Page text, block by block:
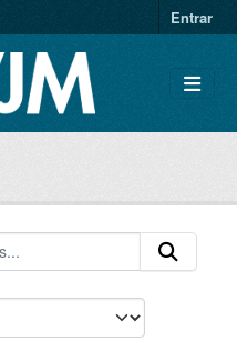
Entrar